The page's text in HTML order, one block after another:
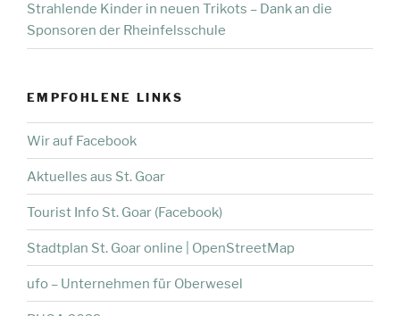
Strahlende Kinder in neuen Trikots – Dank an die
Sponsoren der Rheinfelsschule
EMPFOHLENE LINKS
Wir auf Facebook
Aktuelles aus St. Goar
Tourist Info St. Goar (Facebook)
Stadtplan St. Goar online | OpenStreetMap
ufo – Unternehmen für Oberwesel